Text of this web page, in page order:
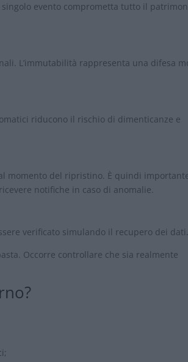
evento comprometta tutto il
L’immutabilità rappresenta una difesa
riducono il rischio di dimenticanze e
momento del ripristino. È quindi
notifiche in caso di anomalie.
verificato simulando il recupero dei
Occorre controllare che sia realmente